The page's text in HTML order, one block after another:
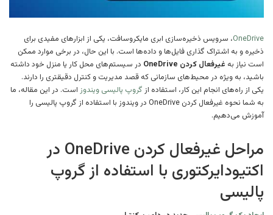
OneDrive، سرویس ذخیره‌سازی ابری مایکروسافت، یکی از ابزارهای مفیدی برای
ذخیره و به اشتراک گذاری فایل‌ها و داده‌ها است. با این حال، در برخی موارد ممکن
است نیاز به غیرفعال کردن OneDrive
در سیستم‌های محل کار یا منزل خود داشته
باشید، به ویژه در محیط‌های سازمانی که قصد مدیریت و کنترل دقیقتری را دارند.
یکی از راه‌های انجام این کار، استفاده از گروپ پالیسی ویندوز است. در این مقاله، ما
به شما نحوه غیرفعال کردن OneDrive در ویندوز با استفاده از گروپ پالیسی را
آموزش می‌دهیم.
مراحل غیرفعال کردن OneDrive در
اکتیودایرکتوری با استفاده از گروپ
پالیسی